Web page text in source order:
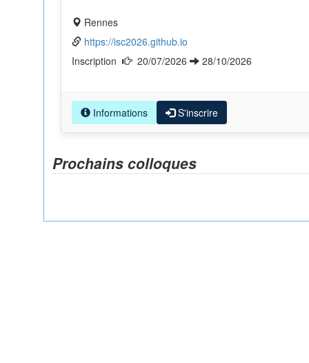
Rennes
https://isc2026.github.io
20/07/2026 28/10/2026
Informations S'inscrire
Prochains colloques